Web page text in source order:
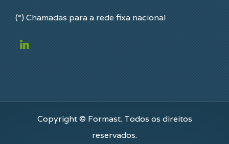
(*) Chamadas para a rede fixa nacional
Copyright © Formast. Todos os direitos
reservados.